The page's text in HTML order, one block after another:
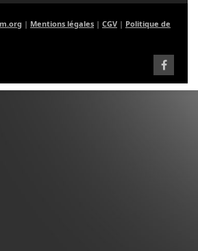
| Mentions légales | CGV | Politique de